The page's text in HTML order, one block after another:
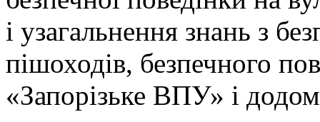
і узагальнення знань з
пішоходів, безпечного
«Запорізьке ВПУ» і